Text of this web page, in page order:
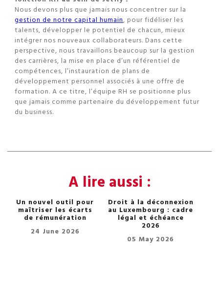
Nous devons plus que jamais nous concentrer sur la
gestion de notre capital humain, pour fidéliser les
talents, développer le potentiel de chacun, mieux
intégrer nos nouveaux collaborateurs. Dans cette
perspective, nous travaillons beaucoup sur la gestion
des carrières, la mise en place d’un référentiel de
compétences, l’instauration de plans de
développement personnel associés à une offre de
formation. A ce titre, l’équipe RH se positionne plus
que jamais comme partenaire du développement futur
du business.
A lire aussi :
Un nouvel outil pour
maîtriser les écarts
de rémunération
24 June 2026
Droit à la déconnexion
au Luxembourg : cadre
légal et échéance
2026
05 May 2026